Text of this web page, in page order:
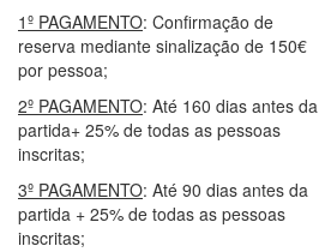
1º PAGAMENTO: Confirmação de
reserva mediante sinalização de 150€
por pessoa;
2º PAGAMENTO: Até 160 dias antes da
partida+ 25% de todas as pessoas
inscritas;
3º PAGAMENTO: Até 90 dias antes da
partida + 25% de todas as pessoas
inscritas;